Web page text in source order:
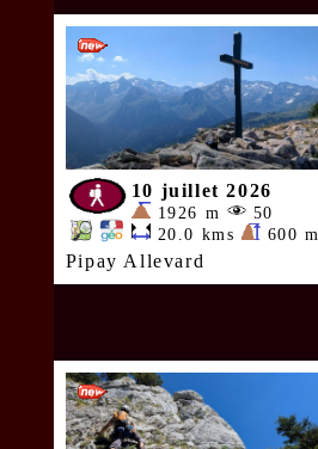
10 juillet 2026
1926 m
50
20.0 kms
600 m
Pipay Allevard